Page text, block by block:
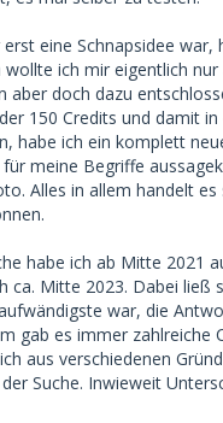
eine Schnapsidee
ich mir eigentlich
aber doch dazu
150 Credits und damit
habe ich ein komplett
meine Begriffe
Alles in allem handelt
habe ich ab Mitte 2021
ca. Mitte 2023. Dabei ließ
war, die
gab es immer zahlreiche
aus verschiedenen
Suche. Inwieweit